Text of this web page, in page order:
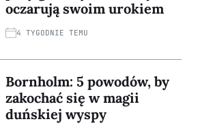
oczarują swoim urokiem
4 TYGODNIE TEMU
Bornholm: 5 powodów, by
zakochać się w magii
duńskiej wyspy